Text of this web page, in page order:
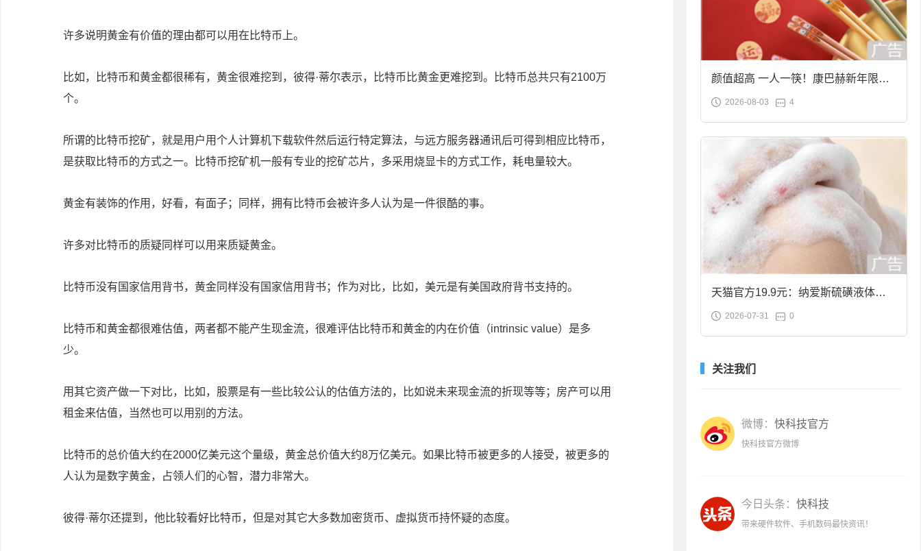
许多说明黄金有价值的理由都可以用在比特币上。
比如，比特币和黄金都很稀有，黄金很难挖到，彼得·蒂尔表示，比特币比黄金更难挖到。比特币总共只有2100万
个。
所谓的比特币挖矿，就是用户用个人计算机下载软件然后运行特定算法，与远方服务器通讯后可得到相应比特币，
是获取比特币的方式之一。比特币挖矿机一般有专业的挖矿芯片，多采用烧显卡的方式工作，耗电量较大。
黄金有装饰的作用，好看，有面子；同样，拥有比特币会被许多人认为是一件很酷的事。
许多对比特币的质疑同样可以用来质疑黄金。
比特币没有国家信用背书，黄金同样没有国家信用背书；作为对比，比如，美元是有美国政府背书支持的。
比特币和黄金都很难估值，两者都不能产生现金流，很难评估比特币和黄金的内在价值（intrinsic value）是多
少。
用其它资产做一下对比，比如，股票是有一些比较公认的估值方法的，比如说未来现金流的折现等等；房产可以用
租金来估值，当然也可以用别的方法。
比特币的总价值大约在2000亿美元这个量级，黄金总价值大约8万亿美元。如果比特币被更多的人接受，被更多的
人认为是数字黄金，占领人们的心智，潜力非常大。
彼得·蒂尔还提到，他比较看好比特币，但是对其它大多数加密货币、虚拟货币持怀疑的态度。
颜值超高 一人一筷！康巴赫新年限定
合金筷子大促：19.9元
2026-08-03 4
天猫官方19.9元：纳爱斯硫磺液体香
皂2斤大促
2026-07-31 0
关注我们
微博： 快科技官方
快科技官方微博
今日头条： 快科技
带来硬件软件、手机数码最快资讯！